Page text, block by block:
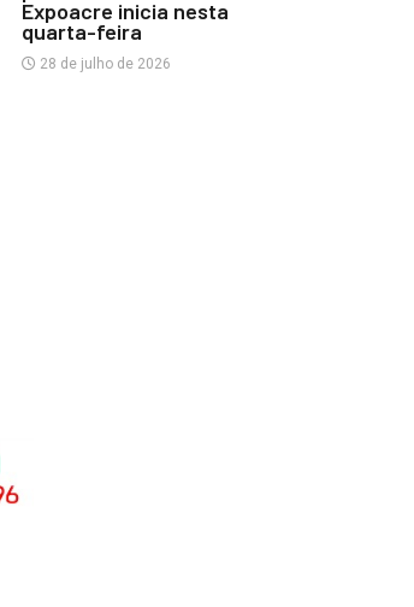
Expoacre inicia nesta
quarta-feira
28 de julho de 2026